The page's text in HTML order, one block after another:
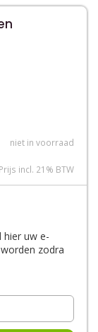
niet in voorraad
Prijs incl. 21% BTW
hier uw e-
zodra